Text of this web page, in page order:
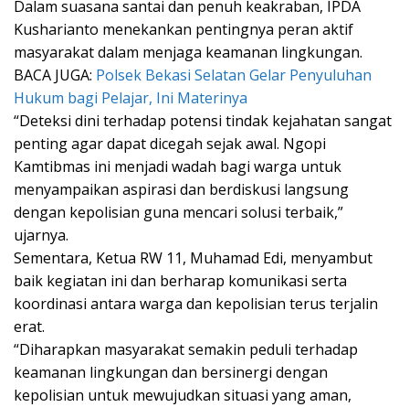
Dalam suasana santai dan penuh keakraban, IPDA
Kusharianto menekankan pentingnya peran aktif
masyarakat dalam menjaga keamanan lingkungan.
BACA JUGA: Polsek Bekasi Selatan Gelar Penyuluhan
Hukum bagi Pelajar, Ini Materinya
“Deteksi dini terhadap potensi tindak kejahatan sangat
penting agar dapat dicegah sejak awal. Ngopi
Kamtibmas ini menjadi wadah bagi warga untuk
menyampaikan aspirasi dan berdiskusi langsung
dengan kepolisian guna mencari solusi terbaik,”
ujarnya.
Sementara, Ketua RW 11, Muhamad Edi, menyambut
baik kegiatan ini dan berharap komunikasi serta
koordinasi antara warga dan kepolisian terus terjalin
erat.
“Diharapkan masyarakat semakin peduli terhadap
keamanan lingkungan dan bersinergi dengan
kepolisian untuk mewujudkan situasi yang aman,